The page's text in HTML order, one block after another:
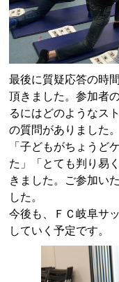
最後に質疑応答の時
頂きました。参加者
るにはどのようなス
の質問がありました
「子どもがちょうど
た」「とても判り易
きました。ご参加い
した。
今後も、ＦＣ岐阜サ
していく予定です。